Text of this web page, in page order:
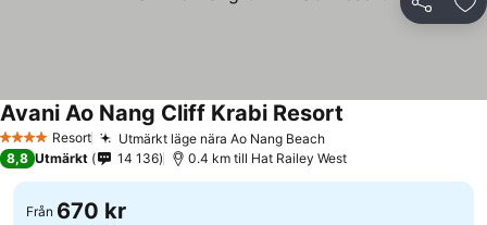
Dela
4 StjärnorResort Utmärkt läge nära Ao Nang BeachSe priser
Avani Ao Nang Cliff Krabi Resort
8,8 Utmärkt 14 136 0.4 km till Hat Railey West
Från 670 kr